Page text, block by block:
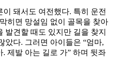
돼서도 여전했다. 특히 운전
히면 망설임 없이 골목을 찾아
발견할 때도 있지만 길을 찾지
았다. 그러면 아이들은 “엄마,
제발 아는 길로 가” 하며 뒷좌